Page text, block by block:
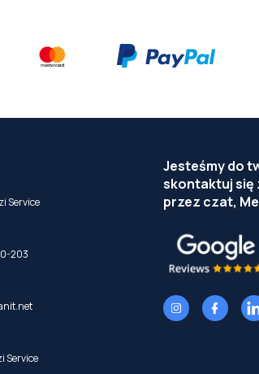
Service
203
Service
Jesteśmy do
skontaktuj się
przez czat,